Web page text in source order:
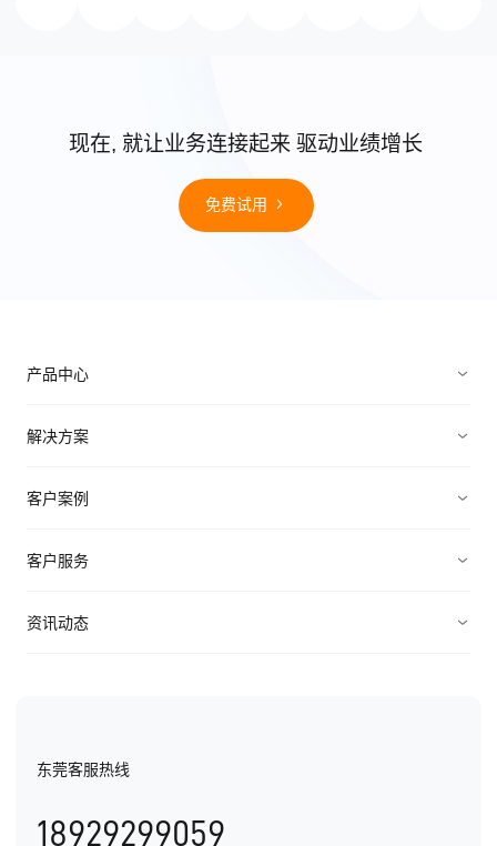
现在, 就让业务连接起来 驱动业绩增长
免费试用
产品中心
销售管理
解决方案
电子制造
客户案例
高科技
客户服务
资源中心
用户手册
资讯动态
发展历程
产品动态
东莞客服热线
18929299059